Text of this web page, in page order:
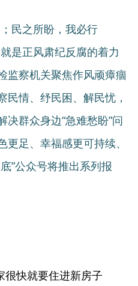
民之所盼，我必行
是正风肃纪反腐的着力
监察机关聚焦作风顽瘴痼
民情、纾民困、解民忧，
决群众身边“急难愁盼”问
足、幸福感更可持续、
”公众号将推出系列报
很快就要住进新房子